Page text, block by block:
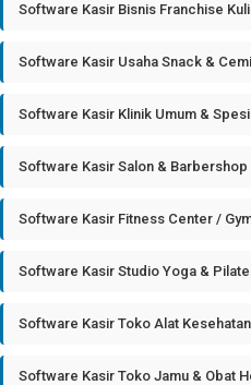
Software Kasir Bisnis Franchise
Software Kasir Usaha Snack &
Software Kasir Klinik Umum &
Software Kasir Salon & Barbershop
Software Kasir Fitness Center /
Software Kasir Studio Yoga &
Software Kasir Toko Alat Kesehatan
Software Kasir Toko Jamu & Obat